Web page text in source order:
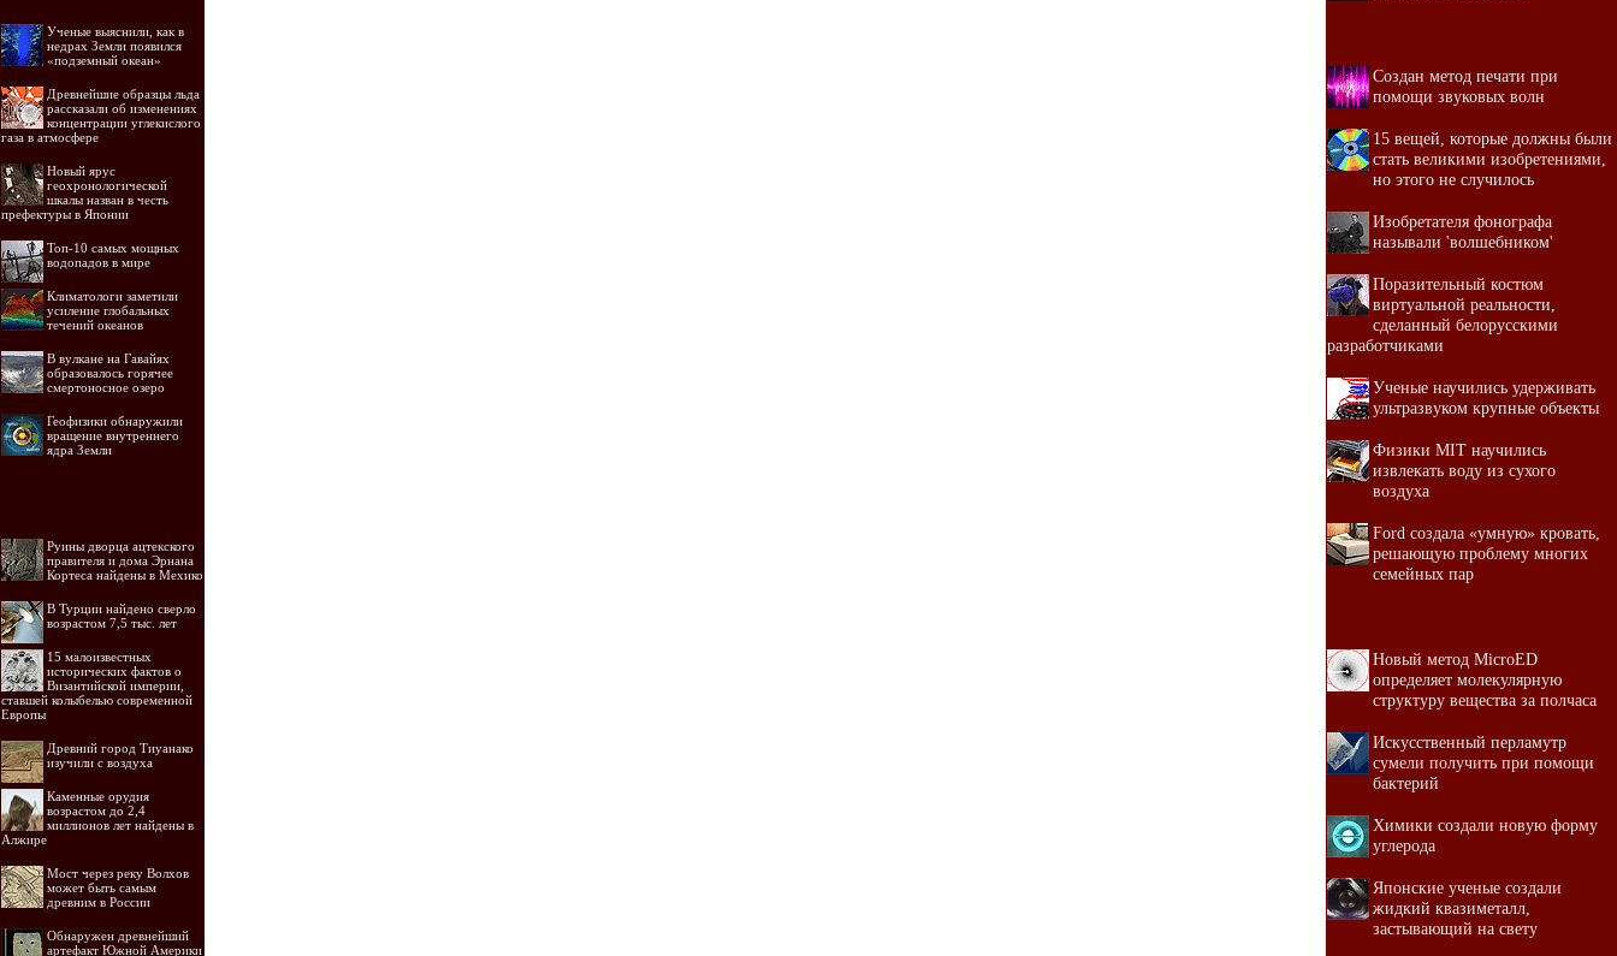
Ученые выяснили, как в
недрах Земли появился
«подземный океан»
Древнейшие образцы льда
рассказали об изменениях
концентрации углекислого
газа в атмосфере
Новый ярус
геохронологической
шкалы назван в честь
префектуры в Японии
Топ-10 самых мощных
водопадов в мире
Климатологи заметили
усиление глобальных
течений океанов
В вулкане на Гавайях
образовалось горячее
смертоносное озеро
Геофизики обнаружили
вращение внутреннего
ядра Земли
Руины дворца ацтекского
правителя и дома Эрнана
Кортеса найдены в Мехико
В Турции найдено сверло
возрастом 7,5 тыс. лет
15 малоизвестных
исторических фактов о
Византийской империи,
ставшей колыбелью современной
Европы
Древний город Тиуанако
изучили с воздуха
Каменные орудия
возрастом до 2,4
миллионов лет найдены в
Алжире
Мост через реку Волхов
может быть самым
древним в России
Обнаружен древнейший
артефакт Южной Америки
Создан метод печати при
помощи звуковых волн
15 вещей, которые должны были
стать великими изобретениями,
но этого не случилось
Изобретателя фонографа
называли 'волшебником'
Поразительный костюм
виртуальной реальности,
сделанный белорусскими
разработчиками
Ученые научились удерживать
ультразвуком крупные объекты
Физики MIT научились
извлекать воду из сухого
воздуха
Ford создала «умную» кровать,
решающую проблему многих
семейных пар
Новый метод MicroED
определяет молекулярную
структуру вещества за полчаса
Искусственный перламутр
сумели получить при помощи
бактерий
Химики создали новую форму
углерода
Японские ученые создали
жидкий квазиметалл,
застывающий на свету